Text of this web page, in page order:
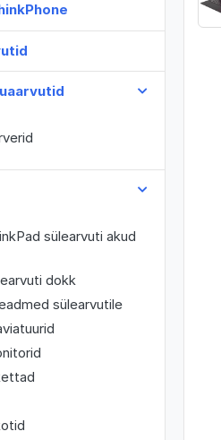
sülearvuti akud
dokk
sülearvutile